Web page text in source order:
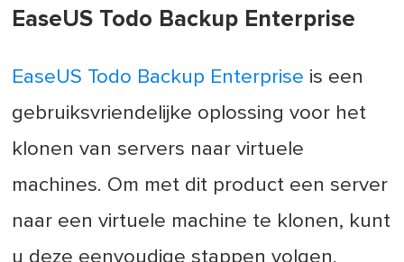
EaseUS Todo Backup Enterprise
EaseUS Todo Backup Enterprise is een
gebruiksvriendelijke oplossing voor het
klonen van servers naar virtuele
machines. Om met dit product een server
naar een virtuele machine te klonen, kunt
u deze eenvoudige stappen volgen.